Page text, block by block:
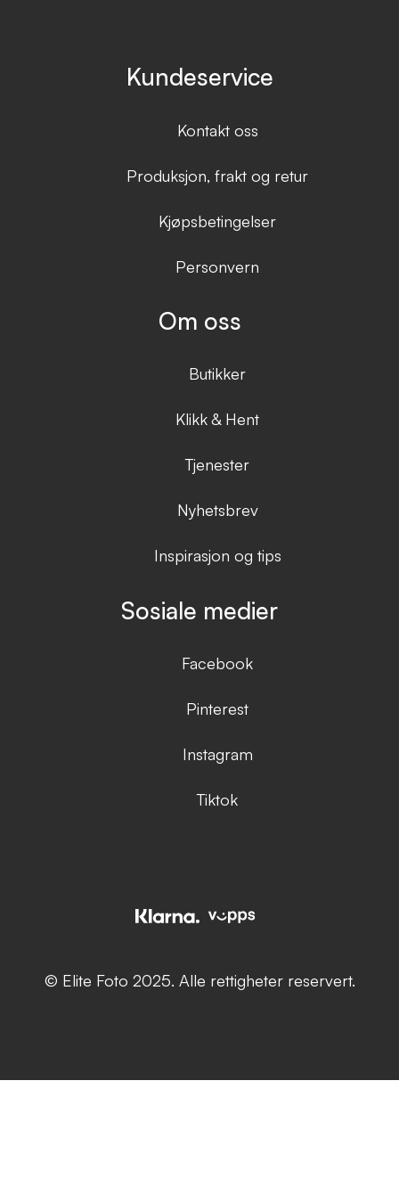
Kundeservice
Kontakt oss
Produksjon, frakt og retur
Kjøpsbetingelser
Personvern
Om oss
Butikker
Klikk & Hent
Tjenester
Nyhetsbrev
Inspirasjon og tips
Sosiale medier
Facebook
Pinterest
Instagram
Tiktok
© Elite Foto 2025. Alle rettigheter reservert.